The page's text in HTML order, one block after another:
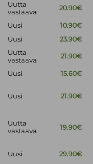
Uutta
vastaava
20.90€
Uusi
10.90€
Uusi 23.90€
Uutta
vastaava
21.90€
Uusi
15.60€
Uusi 21.90€
Uutta
vastaava
19.90€
Uusi 29.90€